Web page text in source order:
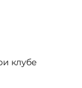
клубе